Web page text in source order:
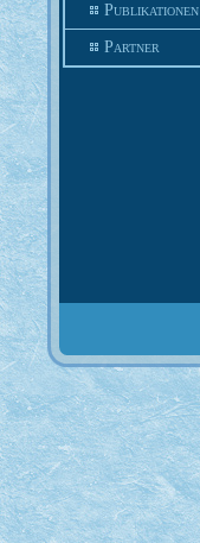
Publikationen
Partner